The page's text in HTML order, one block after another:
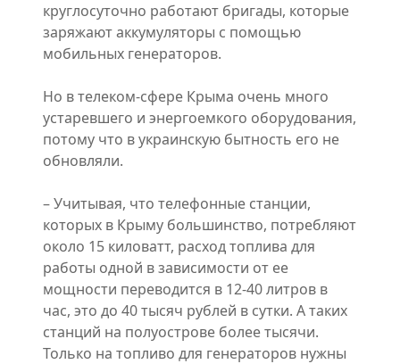
круглосуточно работают бригады, которые
заряжают аккумуляторы с помощью
мобильных генераторов.
Но в телеком-сфере Крыма очень много
устаревшего и энергоемкого оборудования,
потому что в украинскую бытность его не
обновляли.
– Учитывая, что телефонные станции,
которых в Крыму большинство, потребляют
около 15 киловатт, расход топлива для
работы одной в зависимости от ее
мощности переводится в 12-40 литров в
час, это до 40 тысяч рублей в сутки. А таких
станций на полуострове более тысячи.
Только на топливо для генераторов нужны